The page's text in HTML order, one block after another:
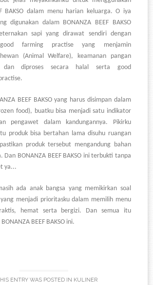
BAKSO dalam menu harian keluarga. O iya
digunakan dalam BONANZA BEEF BAKSO
sapi yang dirawat sendiri dengan
good farming practise yang menjamin
(Animal Welfare), keamanan pangan
dan diproses secara halal serta good
BEEF BAKSO yang harus disimpan dalam
food), buatku bisa menjadi satu indikator
pengawet dalam kandungannya. Pikirku
produk bisa bertahan lama disuhu ruangan
produk tersebut mengandung bahan
Dan BONANZA BEEF BAKSO ini terbukti tanpa
ya...
ada anak bangsa yang memikirkan soal
menjadi prioritasku dalam memilih menu
hemat serta bergizi. Dan semua itu
BEEF BAKSO ini.
ENTRY WAS POSTED IN KULINER